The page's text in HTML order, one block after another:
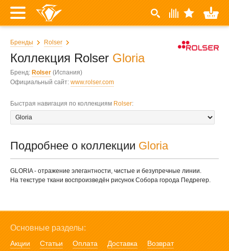
Бренды Rolser
Коллекция Rolser Gloria
Бренд: Rolser (Испания)
Официальный сайт: www.rolser.com
Быстрая навигация по коллекциям Rolser:
Подробнее о коллекции Gloria
GLORIA - отражение элегантности, чистые и безупречные линии.
На текстуре ткани воспроизведён рисунок Собора города Педрегер.
Основные разделы:
Акции Статьи Оплата Доставка
Возврат